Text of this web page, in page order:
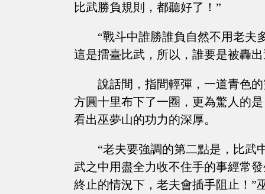
比武勝負規則，都聽好了！”
“戰斗中誰勝誰負自然不用老夫
這是擂臺比武，所以，誰要是被轟
說話間，指間輕彈，一道青色
方圓十里布下了一圈，更為驚人的
看出巫夢山的功力的深厚。
“老夫要強調的第二點是，比武
武之中用盡全力收不住手的事經常
終止的情況下，老夫會插手阻止！”